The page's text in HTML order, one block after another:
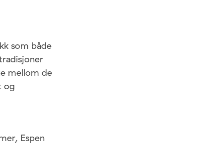
som både
mellom de
og
Espen